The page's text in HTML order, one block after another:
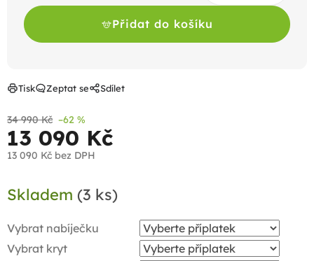
34 990 Kč –62 %
13 090 Kč
13 090 Kč bez DPH
cena:
Skladem (3 ks)
Vybrat nabíječku
Vybrat kryt
Přidat do košíku
Tisk Zeptat se Sdílet